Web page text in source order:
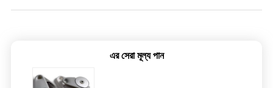
এর সেরা মূল্য পান